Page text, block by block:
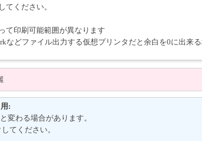
てください。
て印刷可能範囲が異なります
などファイル出力する仮想プリンタだと余白を0に出来る
:
変わる場合があります。
てください。